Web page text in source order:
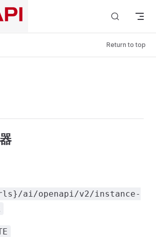
Return to top
ai/openapi/v2/instance-